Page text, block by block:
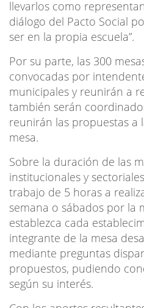
llevarlos como
diálogo del Pacto Social
ser en la propia escuela”.
Por su parte, las 300
convocadas por
municipales y reunirán a
también serán
reunirán las propuestas a
mesa.
Sobre la duración de las
institucionales y
trabajo de 5 horas a
semana o sábados por la
establezca cada
integrante de la mesa
mediante preguntas
propuestos, pudiendo
según su interés.